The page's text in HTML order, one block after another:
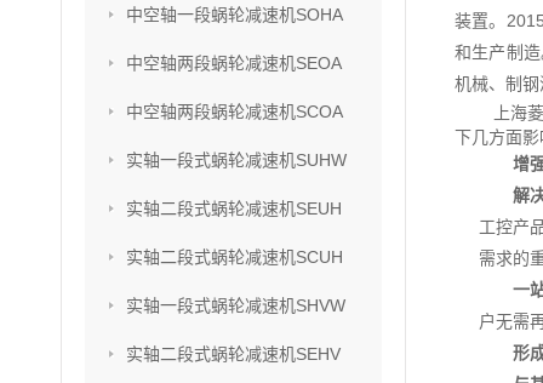
中空轴一段蜗轮减速机SOHA
中空轴两段蜗轮减速机SEOA
中空轴两段蜗轮减速机SCOA
实轴一段式蜗轮减速机SUHW
实轴二段式蜗轮减速机SEUH
实轴二段式蜗轮减速机SCUH
实轴一段式蜗轮减速机SHVW
实轴二段式蜗轮减速机SEHV
装置。
和生产制
机械、制
上海
下几方面影
增
解
工控产
需求的
一
户无需
形